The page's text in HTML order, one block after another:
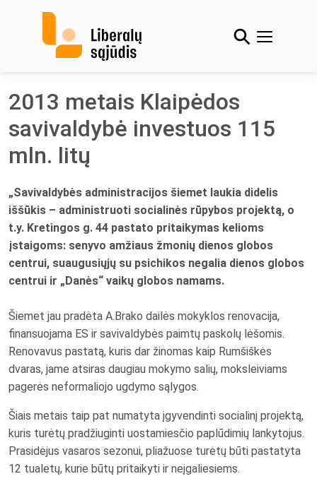
2013 metais Klaipėdos
savivaldybė investuos 115
mln. litų
„Savivaldybės administracijos šiemet laukia didelis
iššūkis – administruoti socialinės rūpybos projektą, o
t.y. Kretingos g. 44 pastato pritaikymas kelioms
įstaigoms: senyvo amžiaus žmonių dienos globos
centrui, suaugusiųjų su psichikos negalia dienos globos
centrui ir „Danės“ vaikų globos namams.
Šiemet jau pradėta A.Brako dailės mokyklos renovacija,
finansuojama ES ir savivaldybės paimtų paskolų lėšomis.
Renovavus pastatą, kuris dar žinomas kaip Rumšiškės
dvaras, jame atsiras daugiau mokymo salių, moksleiviams
pagerės neformaliojo ugdymo sąlygos.
Šiais metais taip pat numatyta įgyvendinti socialinį projektą,
kuris turėtų pradžiuginti uostamiesčio paplūdimių lankytojus.
Prasidėjus vasaros sezonui, pliažuose turėtų būti pastatyta
12 tualetų, kurie būtų pritaikyti ir neįgaliesiems.